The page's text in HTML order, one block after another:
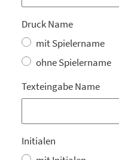
Druck Name
mit Spielername
ohne Spielername
Texteingabe Name
Initialen